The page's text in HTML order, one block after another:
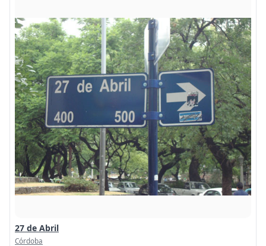
27 de Abril
Córdoba